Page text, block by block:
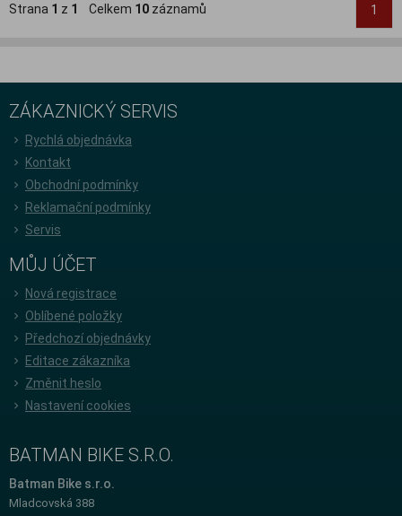
Strana 1 z 1 Celkem 10 záznamů 1
ZÁKAZNICKÝ SERVIS
Rychlá objednávka
Kontakt
Obchodní podmínky
Reklamační podmínky
Servis
MŮJ ÚČET
Nová registrace
Oblíbené položky
Předchozí objednávky
Editace zákazníka
Změnit heslo
Nastavení cookies
BATMAN BIKE S.R.O.
Batman Bike s.r.o.
Mladcovská 388